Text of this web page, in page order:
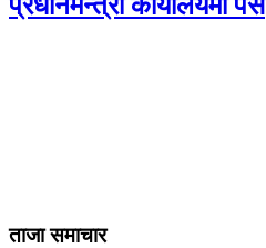
ताजा समाचार